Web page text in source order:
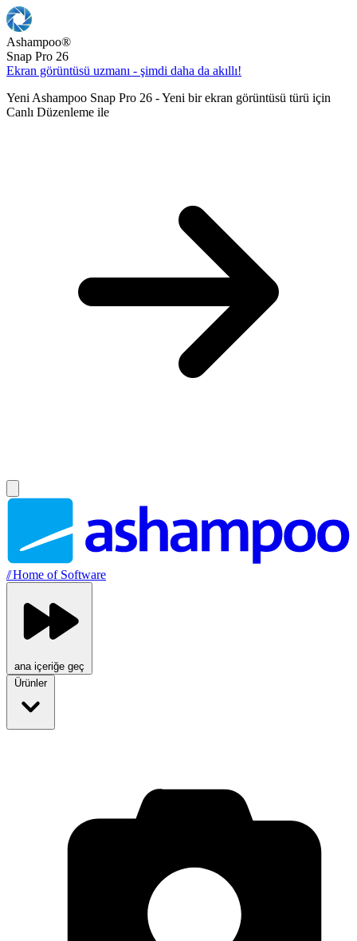
Ashampoo®
Snap Pro 26
Ekran görüntüsü uzmanı - şimdi daha da akıllı!
Yeni Ashampoo Snap Pro 26 - Yeni bir ekran görüntüsü türü için
Canlı Düzenleme ile
//Home of Software
ana içeriğe geç
Ürünler